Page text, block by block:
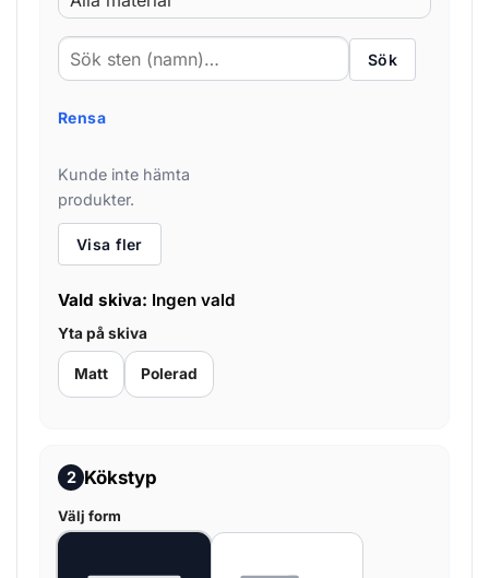
Sök
Rensa
Kunde inte hämta
produkter.
Visa fler
Vald skiva: Ingen vald
Yta på skiva
Matt Polerad
2 Kökstyp
Välj form